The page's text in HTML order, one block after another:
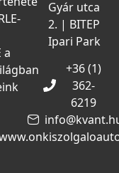
a
Gyár utca
2. | BITEP
Ipari Park
+36 (1)
362-
6219